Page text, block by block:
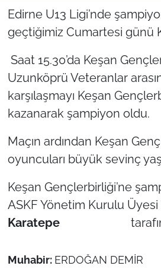
Edirne U13 Ligi’nde
geçtiğimiz Cumartesi günü
Saat 15.30’da Keşan
Uzunköprü Veteranlar
karşılaşmayı Keşan
kazanarak şampiyon oldu.
Maçın ardından Keşan
oyuncuları büyük sevinç
Keşan Gençlerbirliği’ne
ASKF Yönetim Kurulu Üyesi
Karatepe
Muhabir: ERDOĞAN DEMİR
YAŞAM
EDİRNE
TEKİRDAĞ
KIRKLARELİ
TÜRKİYE
Bölge
Güvenlik